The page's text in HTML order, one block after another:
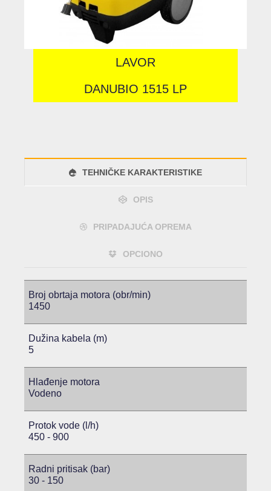
LAVOR
DANUBIO 1515 LP
TEHNIČKE KARAKTERISTIKE
OPIS
PRIPADAJUĆA OPREMA
OPCIONO
Broj obrtaja motora (obr/min)
1450
Dužina kabela (m)
5
Hlađenje motora
Vodeno
Protok vode (l/h)
450 - 900
Radni pritisak (bar)
30 - 150